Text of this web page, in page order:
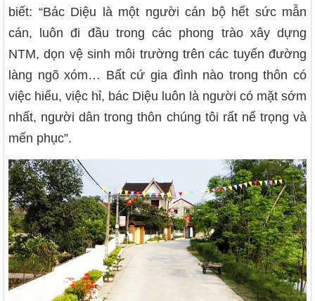
biết: “Bác Diệu là một người cán bộ hết sức mẫn
cán, luôn đi đầu trong các phong trào xây dựng
NTM, dọn vệ sinh môi trường trên các tuyến đường
làng ngõ xóm… Bất cứ gia đình nào trong thôn có
việc hiếu, việc hỉ, bác Diệu luôn là người có mặt sớm
nhất, người dân trong thôn chúng tôi rất nể trọng và
mến phục”.